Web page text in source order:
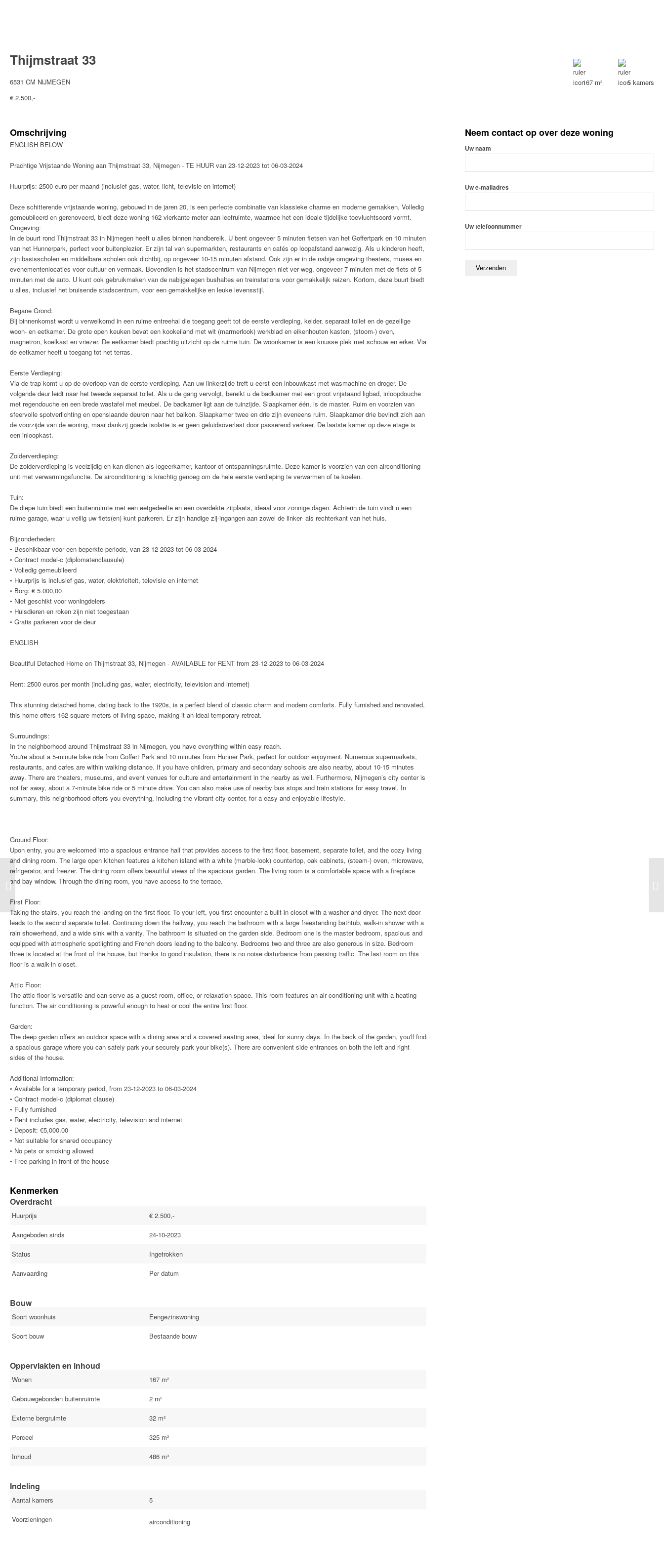
Thijmstraat 33
6531 CM NIJMEGEN
€ 2.500,-
167 m² 5 kamers
Omschrijving
ENGLISH BELOW
Prachtige Vrijstaande Woning aan Thijmstraat 33, Nijmegen - TE HUUR van 23-12-2023 tot 06-03-2024
Huurprijs: 2500 euro per maand (inclusief gas, water, licht, televisie en internet)
Deze schitterende vrijstaande woning, gebouwd in de jaren 20, is een perfecte combinatie van klassieke charme en moderne gemakken. Volledig
gemeubileerd en gerenoveerd, biedt deze woning 162 vierkante meter aan leefruimte, waarmee het een ideale tijdelijke toevluchtsoord vormt.
Omgeving:
In de buurt rond Thijmstraat 33 in Nijmegen heeft u alles binnen handbereik. U bent ongeveer 5 minuten fietsen van het Goffertpark en 10 minuten
van het Hunnerpark, perfect voor buitenplezier. Er zijn tal van supermarkten, restaurants en cafés op loopafstand aanwezig. Als u kinderen heeft,
zijn basisscholen en middelbare scholen ook dichtbij, op ongeveer 10-15 minuten afstand. Ook zijn er in de nabije omgeving theaters, musea en
evenementenlocaties voor cultuur en vermaak. Bovendien is het stadscentrum van Nijmegen niet ver weg, ongeveer 7 minuten met de fiets of 5
minuten met de auto. U kunt ook gebruikmaken van de nabijgelegen bushaltes en treinstations voor gemakkelijk reizen. Kortom, deze buurt biedt
u alles, inclusief het bruisende stadscentrum, voor een gemakkelijke en leuke levensstijl.
Begane Grond:
Bij binnenkomst wordt u verwelkomd in een ruime entreehal die toegang geeft tot de eerste verdieping, kelder, separaat toilet en de gezellige
woon- en eetkamer. De grote open keuken bevat een kookeiland met wit (marmerlook) werkblad en eikenhouten kasten, (stoom-) oven,
magnetron, koelkast en vriezer. De eetkamer biedt prachtig uitzicht op de ruime tuin. De woonkamer is een knusse plek met schouw en erker. Via
de eetkamer heeft u toegang tot het terras.
Eerste Verdieping:
Via de trap komt u op de overloop van de eerste verdieping. Aan uw linkerzijde treft u eerst een inbouwkast met wasmachine en droger. De
volgende deur leidt naar het tweede separaat toilet. Als u de gang vervolgt, bereikt u de badkamer met een groot vrijstaand ligbad, inloopdouche
met regendouche en een brede wastafel met meubel. De badkamer ligt aan de tuinzijde. Slaapkamer één, is de master. Ruim en voorzien van
sfeervolle spotverlichting en openslaande deuren naar het balkon. Slaapkamer twee en drie zijn eveneens ruim. Slaapkamer drie bevindt zich aan
de voorzijde van de woning, maar dankzij goede isolatie is er geen geluidsoverlast door passerend verkeer. De laatste kamer op deze etage is
een inloopkast.
Zolderverdieping:
De zolderverdieping is veelzijdig en kan dienen als logeerkamer, kantoor of ontspanningsruimte. Deze kamer is voorzien van een airconditioning
unit met verwarmingsfunctie. De airconditioning is krachtig genoeg om de hele eerste verdieping te verwarmen of te koelen.
Tuin:
De diepe tuin biedt een buitenruimte met een eetgedeelte en een overdekte zitplaats, ideaal voor zonnige dagen. Achterin de tuin vindt u een
ruime garage, waar u veilig uw fiets(en) kunt parkeren. Er zijn handige zij-ingangen aan zowel de linker- als rechterkant van het huis.
Bijzonderheden:
• Beschikbaar voor een beperkte periode, van 23-12-2023 tot 06-03-2024
• Contract model-c (diplomatenclausule)
• Volledig gemeubileerd
• Huurprijs is inclusief gas, water, elektriciteit, televisie en internet
• Borg: € 5.000,00
• Niet geschikt voor woningdelers
• Huisdieren en roken zijn niet toegestaan
• Gratis parkeren voor de deur
ENGLISH
Beautiful Detached Home on Thijmstraat 33, Nijmegen - AVAILABLE for RENT from 23-12-2023 to 06-03-2024
Rent: 2500 euros per month (including gas, water, electricity, television and internet)
This stunning detached home, dating back to the 1920s, is a perfect blend of classic charm and modern comforts. Fully furnished and renovated,
this home offers 162 square meters of living space, making it an ideal temporary retreat.
Surroundings:
In the neighborhood around Thijmstraat 33 in Nijmegen, you have everything within easy reach.
You're about a 5-minute bike ride from Goffert Park and 10 minutes from Hunner Park, perfect for outdoor enjoyment. Numerous supermarkets,
restaurants, and cafes are within walking distance. If you have children, primary and secondary schools are also nearby, about 10-15 minutes
away. There are theaters, museums, and event venues for culture and entertainment in the nearby as well. Furthermore, Nijmegen’s city center is
not far away, about a 7-minute bike ride or 5 minute drive. You can also make use of nearby bus stops and train stations for easy travel. In
summary, this neighborhood offers you everything, including the vibrant city center, for a easy and enjoyable lifestyle.
Ground Floor:
Upon entry, you are welcomed into a spacious entrance hall that provides access to the first floor, basement, separate toilet, and the cozy living
and dining room. The large open kitchen features a kitchen island with a white (marble-look) countertop, oak cabinets, (steam-) oven, microwave,
refrigerator, and freezer. The dining room offers beautiful views of the spacious garden. The living room is a comfortable space with a fireplace
and bay window. Through the dining room, you have access to the terrace.
First Floor:
Taking the stairs, you reach the landing on the first floor. To your left, you first encounter a built-in closet with a washer and dryer. The next door
leads to the second separate toilet. Continuing down the hallway, you reach the bathroom with a large freestanding bathtub, walk-in shower with a
rain showerhead, and a wide sink with a vanity. The bathroom is situated on the garden side. Bedroom one is the master bedroom, spacious and
equipped with atmospheric spotlighting and French doors leading to the balcony. Bedrooms two and three are also generous in size. Bedroom
three is located at the front of the house, but thanks to good insulation, there is no noise disturbance from passing traffic. The last room on this
floor is a walk-in closet.
Attic Floor:
The attic floor is versatile and can serve as a guest room, office, or relaxation space. This room features an air conditioning unit with a heating
function. The air conditioning is powerful enough to heat or cool the entire first floor.
Garden:
The deep garden offers an outdoor space with a dining area and a covered seating area, ideal for sunny days. In the back of the garden, you'll find
a spacious garage where you can safely park your securely park your bike(s). There are convenient side entrances on both the left and right
sides of the house.
Additional Information:
• Available for a temporary period, from 23-12-2023 to 06-03-2024
• Contract model-c (diplomat clause)
• Fully furnished
• Rent includes gas, water, electricity, television and internet
• Deposit: €5,000.00
• Not suitable for shared occupancy
• No pets or smoking allowed
• Free parking in front of the house
Kenmerken
Overdracht
Huurprijs € 2.500,-
Aangeboden sinds 24-10-2023
Status Ingetrokken
Aanvaarding Per datum
Bouw
Soort woonhuis Eengezinswoning
Soort bouw Bestaande bouw
Oppervlakten en inhoud
Wonen 167 m²
Gebouwgebonden buitenruimte 2 m²
Externe bergruimte 32 m²
Perceel 325 m²
Inhoud 486 m³
Indeling
Aantal kamers 5
Voorzieningen airconditioning
Neem contact op over deze woning
Uw naam
Uw e-mailadres
Uw telefoonnummer
Vitruviusweg 65